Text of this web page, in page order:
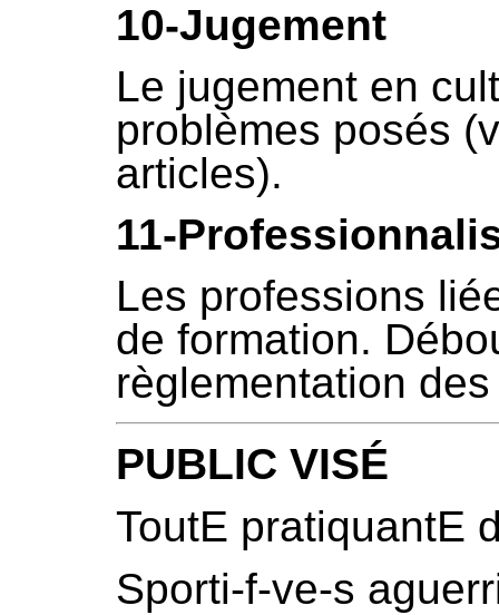
10-Jugement
Le jugement en
problèmes posés
articles).
11-
Les professions
de formation.
règlementation
PUBLIC VISÉ
ToutE pratiquantE
Sporti-f-ve-s